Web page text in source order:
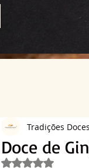
Doce de
Tradições Doces
Avaliado com